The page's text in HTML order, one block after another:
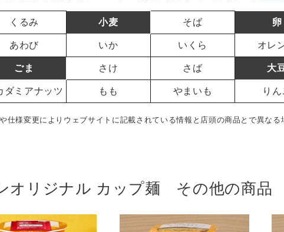
くるみ 小麦 そば 卵
あわび いか いくら オレ
ごま さけ さば 大
ダミアナッツ もも やまいも りん
様変更によりウェブサイトに記載されている情報と店頭の商品とで異なる
オリジナル カップ麺 その他の商品